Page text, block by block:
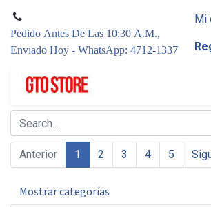
Pedido Antes De Las 10:30 A.M.,
Enviado Hoy - WhatsApp: 4712-1337
Mi
Anterior 1 2 3 4 5
Mostrar categorías